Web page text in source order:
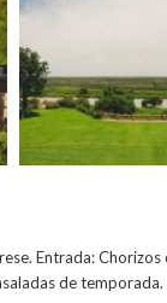
Entrada:
de